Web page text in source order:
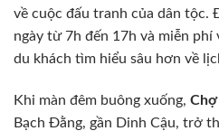
về cuộc đấu tranh của dân tộc.
ngày từ 7h đến 17h và miễn phí
du khách tìm hiểu sâu hơn về
Khi màn đêm buông xuống,
Bạch Đằng, gần Dinh Cậu, trở